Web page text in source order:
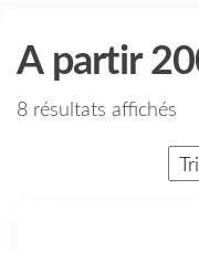
A partir
8 résultats affichés